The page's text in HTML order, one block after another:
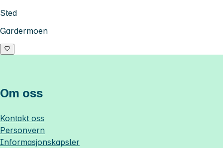
Sted
Gardermoen
Om oss
Kontakt oss
Personvern
Informasjonskapsler